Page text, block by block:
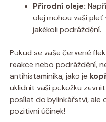
Přírodní oleje:
olej mohou vaši pleť
jakékoli podráždění.
Pokud se vaše červené
reakce nebo podráždění,
antihistaminika, jako je
uklidnit vaši pokožku
posílat do bylinkářství, ale
pozitivní účinek!